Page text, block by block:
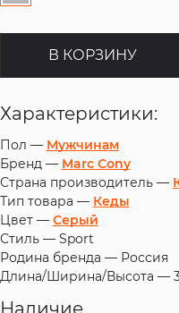
В КОРЗИНУ
Характеристики:
Пол — Мужчинам
Бренд — Marc Cony
Страна производитель —
Тип товара — Кеды
Цвет — Серый
Стиль — Sport
Родина бренда — Россия
Длина/Ширина/Высота —